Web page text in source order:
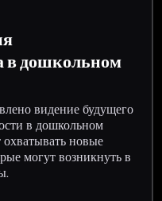
в дошкольном
видение будущего
в дошкольном
новые
могут возникнуть в